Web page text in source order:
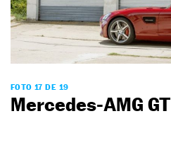
FOTO 17 DE 19
Mercedes-AMG GT